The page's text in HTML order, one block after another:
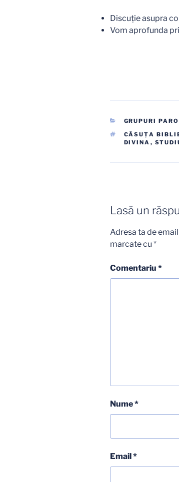
Discuție asupra
Vom aprofunda
CATEGORII
GRUPURI
ETICHETE
CĂSUŢA
DIVINA ,
Lasă un
Adresa ta de
marcate cu *
Comentariu *
Nume*
Email*